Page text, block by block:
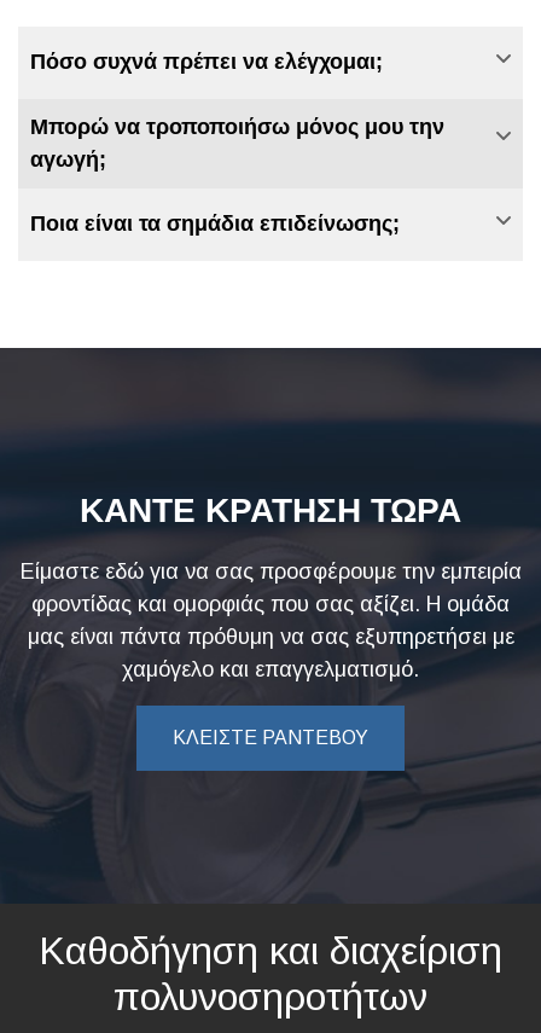
Πόσο συχνά πρέπει να ελέγχομαι;
Μπορώ να τροποποιήσω μόνος μου την
αγωγή;
Ποια είναι τα σημάδια επιδείνωσης;
ΚΑΝΤΕ ΚΡΑΤΗΣΗ ΤΩΡΑ
Είμαστε εδώ για να σας προσφέρουμε την εμπειρία
φροντίδας και ομορφιάς που σας αξίζει. Η ομάδα
μας είναι πάντα πρόθυμη να σας εξυπηρετήσει με
χαμόγελο και επαγγελματισμό.
ΚΛΕΙΣΤΕ ΡΑΝΤΕΒΟΥ
Καθοδήγηση και διαχείριση
πολυνοσηροτήτων